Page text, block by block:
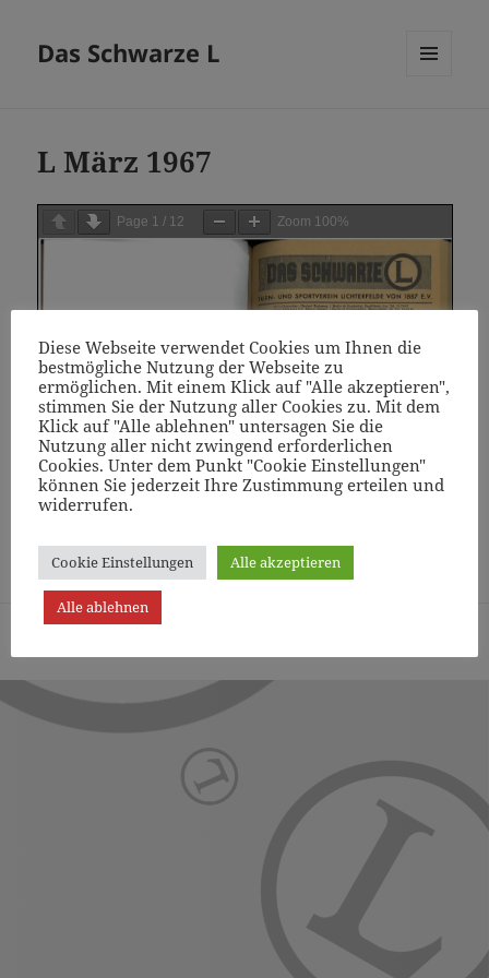
Das Schwarze L
L März 1967
Page 1 / 12 Zoom 100%
Page1/12 Zoom100%
Diese Webseite verwendet Cookies um Ihnen die
bestmögliche Nutzung der Webseite zu
ermöglichen. Mit einem Klick auf "Alle akzeptieren",
stimmen Sie der Nutzung aller Cookies zu. Mit dem
Klick auf "Alle ablehnen" untersagen Sie die
Nutzung aller nicht zwingend erforderlichen
Cookies. Unter dem Punkt "Cookie Einstellungen"
können Sie jederzeit Ihre Zustimmung erteilen und
widerrufen.
Cookie Einstellungen Alle akzeptieren
Alle ablehnen